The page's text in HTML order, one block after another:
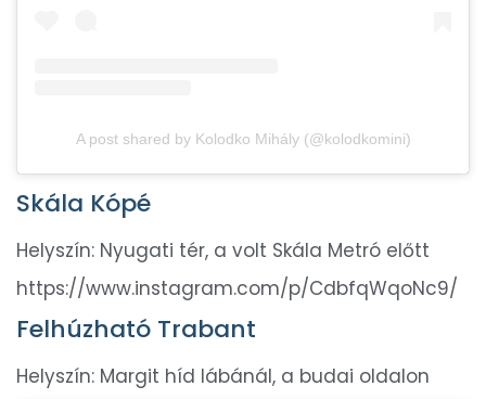
A post shared by Kolodko Mihály (@kolodkomini)
Skála Kópé
Helyszín: Nyugati tér, a volt Skála Metró előtt
https://www.instagram.com/p/CdbfqWqoNc9/
Felhúzható Trabant
Helyszín: Margit híd lábánál, a budai oldalon